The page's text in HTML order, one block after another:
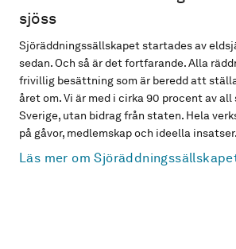
sjöss
Sjöräddningssällskapet startades av
sedan. Och så är det fortfarande. Alla
frivillig besättning som är beredd att
året om. Vi är med i cirka 90 procent av all
Sverige, utan bidrag från staten. Hela
på gåvor, medlemskap och ideella insatser.
Läs mer om